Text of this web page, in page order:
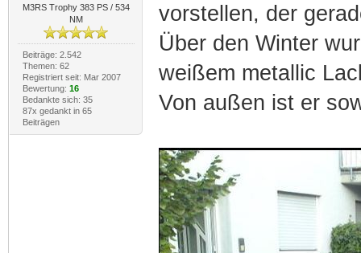
M3RS Trophy 383 PS / 534
NM
Beiträge: 2.542
Themen: 62
Registriert seit: Mar 2007
Bewertung: 16
Bedankte sich: 35
87x gedankt in 65
Beiträgen
vorstellen, der
Über den Winter
weißem metallic
Von außen ist er